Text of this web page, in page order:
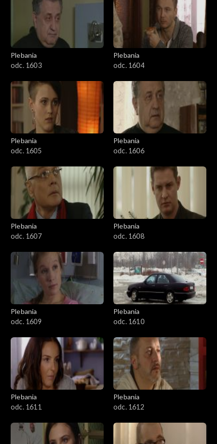
501–600
601–700
801-900
901-1000
1001-1100
1101-1200
1201-1300
1301-1400
1501-1600
1601-1700
1701-1800
1801–1829
Odcinki specjalne
Plebania
odc. 1603
Plebania
odc. 1604
Plebania
odc. 1605
Plebania
odc. 1606
Plebania
odc. 1607
Plebania
odc. 1608
Plebania
odc. 1609
Plebania
odc. 1610
Plebania
odc. 1611
Plebania
odc. 1612